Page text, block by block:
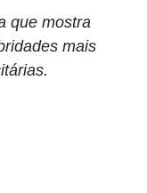
que mostra
mais